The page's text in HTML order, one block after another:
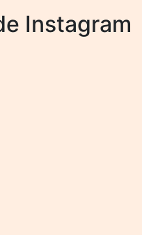
Instagram